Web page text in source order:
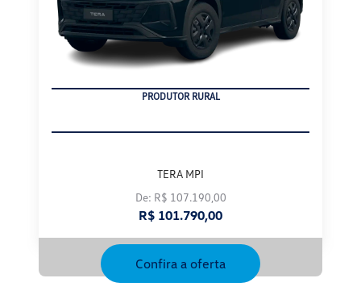
CNPJ
TERA MPI
De: R$ 107.190,00
R$ 101.790,00
Confira a oferta